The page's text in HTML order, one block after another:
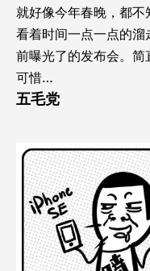
就好像今年春晚，都
看着时间一点一点的
前曝光了的发布会。
可惜…
五毛党